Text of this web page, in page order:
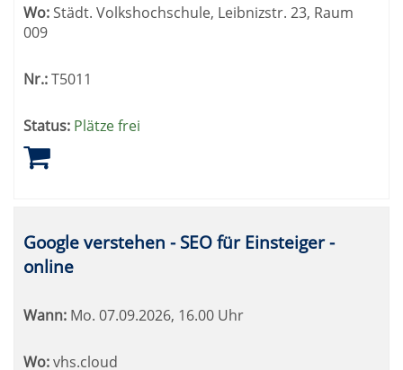
Wo:Städt. Volkshochschule, Leibnizstr. 23, Raum
009
Nr.:T5011
Status: Plätze frei
Google verstehen - SEO für Einsteiger -
online
Wann: Mo. 07.09.2026, 16.00 Uhr
Wo:vhs.cloud